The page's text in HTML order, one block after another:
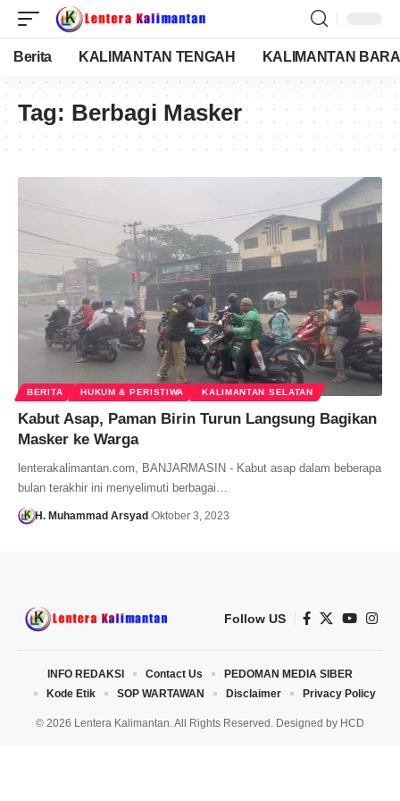
Berita KALIMANTAN TENGAH KALIMANTAN
Tag: Berbagi Masker
BERITA HUKUM & PERISTIWA KALIMANTAN SELATAN
Kabut Asap, Paman Birin Turun Langsung Bagikan
Masker ke Warga
lenterakalimantan.com, BANJARMASIN - Kabut asap dalam beberapa
bulan terakhir ini menyelimuti berbagai…
H. Muhammad Arsyad Oktober 3, 2023
Follow US
© 2026 Lentera Kalimantan. All Rights Reserved. Designed by HCD
INFO REDAKSI Contact Us
PEDOMAN MEDIA SIBER
Kode Etik
SOP WARTAWAN Disclaimer Privacy Policy